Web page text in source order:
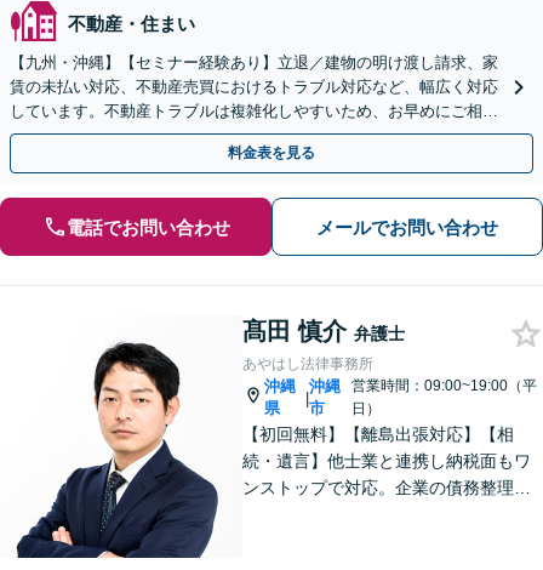
不動産・住まい
【九州・沖縄】【セミナー経験あり】立退／建物の明け渡し請求、家
賃の未払い対応、不動産売買におけるトラブル対応など、幅広く対応
しています。不動産トラブルは複雑化しやすいため、お早めにご相談
ください。【休日・夜間面談可】
料金表を見る
電話でお問い合わせ メールでお問い合わせ
髙田 慎介 弁護士
あやはし法律事務所
沖縄
県
|
沖縄
市
営業時間：09:00~19:00（平
日）
【初回無料】【離島出張対応】【相
続・遺言】他士業と連携し納税面もワ
ンストップで対応。企業の債務整理も